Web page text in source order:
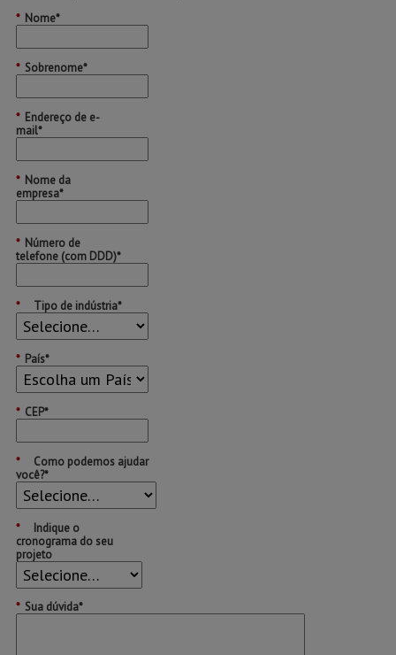
* Nome*
* Sobrenome*
* Endereço de e-
mail*
* Nome da
empresa*
* Número de
telefone (com DDD)*
* Tipo de indústria*
* País*
* CEP*
*
Como podemos ajudar
você?*
*
Indique o
cronograma do seu
projeto
* Sua dúvida*